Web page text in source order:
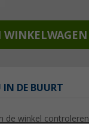
WINKELWAGEN
IN DE BUURT
de winkel controleren